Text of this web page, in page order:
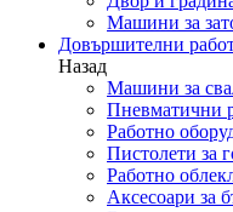
Машини за
Довършителни
Назад
Машини за
Пневматични
Работно
Пистолети за
Работно
Аксесоари за